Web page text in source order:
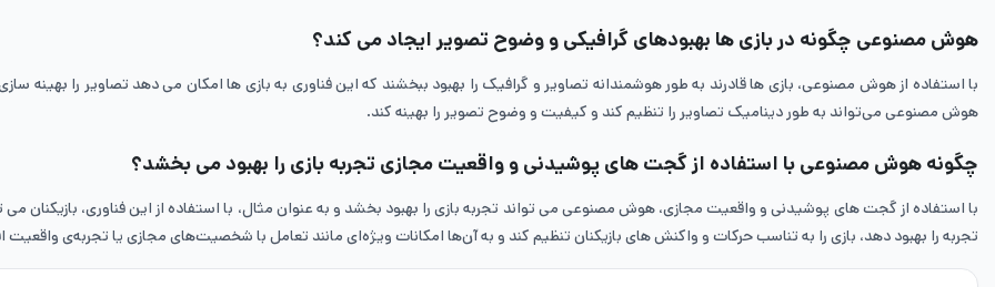
هوش مصنوعی چگونه در بازی‌ ها بهبود‌های گرافیکی و وضوح تصویر ایجاد می‌ کند؟
با استفاده از هوش مصنوعی، بازی ‌ها قادرند به طور هوشمندانه تصاویر و گرافیک را بهبود ببخشند که این فناوری به بازی ‌ها امکان می ‌دهد تصاویر را بهینه
هوش مصنوعی می‌تواند به طور دینامیک تصاویر را تنظیم کند و کیفیت و وضوح تصویر را بهینه کند.
چگونه هوش مصنوعی با استفاده از گجت ‌های پوشیدنی و واقعیت مجازی تجربه بازی را بهبود می‌ بخشد؟
با استفاده از گجت ‌های پوشیدنی و واقعیت مجازی، هوش مصنوعی می‌ تواند تجربه بازی را بهبود بخشد و به عنوان مثال، با استفاده از این فناوری، بازیکنان
تجربه را بهبود دهد، بازی را به تناسب حرکات و واکنش‌ های بازیکنان تنظیم کند و به آن‌ها امکانات ویژه‌ای مانند تعامل با شخصیت‌های مجازی یا تجربه‌ی واقعیت